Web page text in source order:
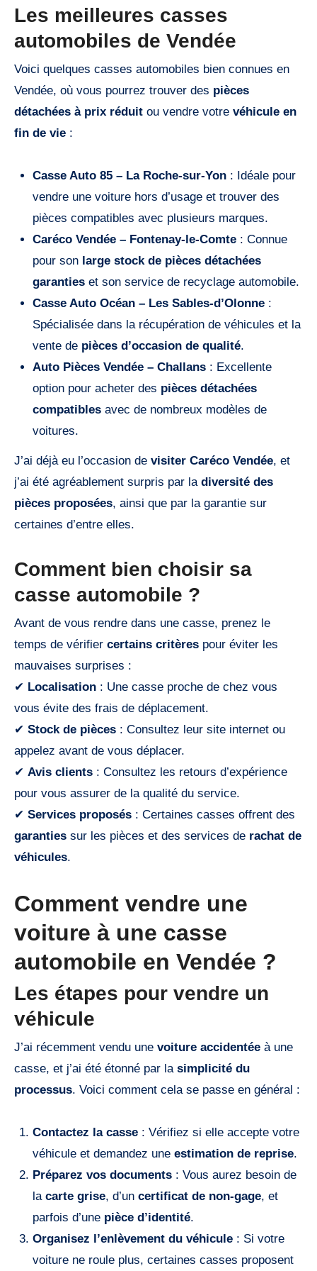
Les meilleures casses
automobiles de Vendée
Voici quelques casses automobiles bien connues en
Vendée, où vous pourrez trouver des pièces
détachées à prix réduit ou vendre votre véhicule en
fin de vie :
Casse Auto 85 – La Roche-sur-Yon: Idéale pour
vendre une voiture hors d’usage et trouver des
pièces compatibles avec plusieurs marques.
Caréco Vendée – Fontenay-le-Comte: Connue
pour son large stock de pièces détachées
garantieset son service de recyclage automobile.
Casse Auto Océan – Les Sables-d’Olonne:
Spécialisée dans la récupération de véhicules et la
vente de pièces d’occasion de qualité.
Auto Pièces Vendée – Challans: Excellente
option pour acheter des pièces détachées
compatiblesavec de nombreux modèles de
voitures.
J’ai déjà eu l’occasion de visiter Caréco Vendée, et
j’ai été agréablement surpris par la diversité des
pièces proposées, ainsi que par la garantie sur
certaines d’entre elles.
Comment bien choisir sa
casse automobile ?
Avant de vous rendre dans une casse, prenez le
temps de vérifier certains critères pour éviter les
mauvaises surprises :
✔ Localisation : Une casse proche de chez vous
vous évite des frais de déplacement.
✔ Stock de pièces : Consultez leur site internet ou
appelez avant de vous déplacer.
✔ Avis clients : Consultez les retours d’expérience
pour vous assurer de la qualité du service.
✔ Services proposés : Certaines casses offrent des
garanties sur les pièces et des services de rachat de
véhicules.
Comment vendre une
voiture à une casse
automobile en Vendée ?
Les étapes pour vendre un
véhicule
J’ai récemment vendu une voiture accidentée à une
casse, et j’ai été étonné par la simplicité du
processus. Voici comment cela se passe en général :
Contactez la casse: Vérifiez si elle accepte votre
véhicule et demandez une estimation de reprise.
Préparez vos documents: Vous aurez besoin de
la carte grise, d’un certificat de non-gage, et
parfois d’une pièce d’identité.
Organisez l’enlèvement du véhicule: Si votre
voiture ne roule plus, certaines casses proposent